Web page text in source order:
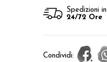
Spedizioni in
24/72 Ore
Condividi: